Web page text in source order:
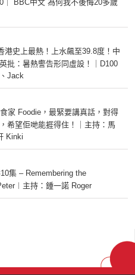
｜ BBC中文 為何我不後悔20多歲
港史上最熱！上水飆至39.8度！中
批：暑熱警告形同虛設！｜D100
Jack
家 Foodie，最緊要講真話，對得
希望佢哋能捱得住！｜主持：馬
Kinki
集 – Remembering the
主持：鍾一諾 Roger